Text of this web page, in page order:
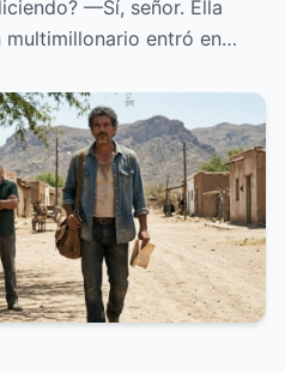
—Sí, señor. Ella
multimillonario entró en…